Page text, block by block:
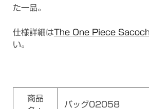
た一品。
仕様詳細はThe One Piece
い。
商品
バッグ02058